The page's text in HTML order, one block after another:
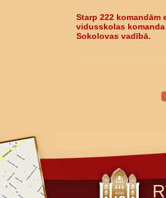
Starp 222 komandām
vidusskolas
Sokolovas vadībā.